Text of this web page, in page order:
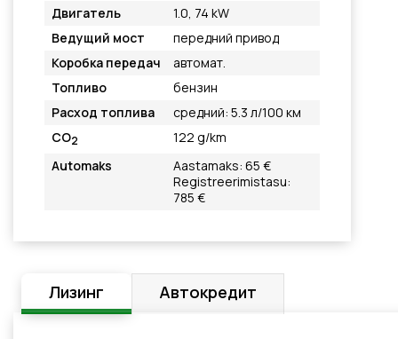
Двигатель
1.0, 74 kW
Ведущий мост
передний привод
Коробка передач
автомат.
Топливо
бензин
Расход топлива
средний: 5.3 л/100 км
CO2
122 g/km
Automaks
Aastamaks: 65 €
Registreerimistasu:
785 €
Лизинг Автокредит